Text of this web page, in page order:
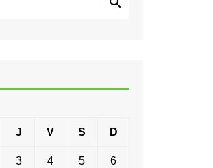
J V S D
3 4 5 6